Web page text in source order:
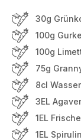
30g
100g Gurke
100g
75g
8cl Wasser
3EL
1EL
1EL